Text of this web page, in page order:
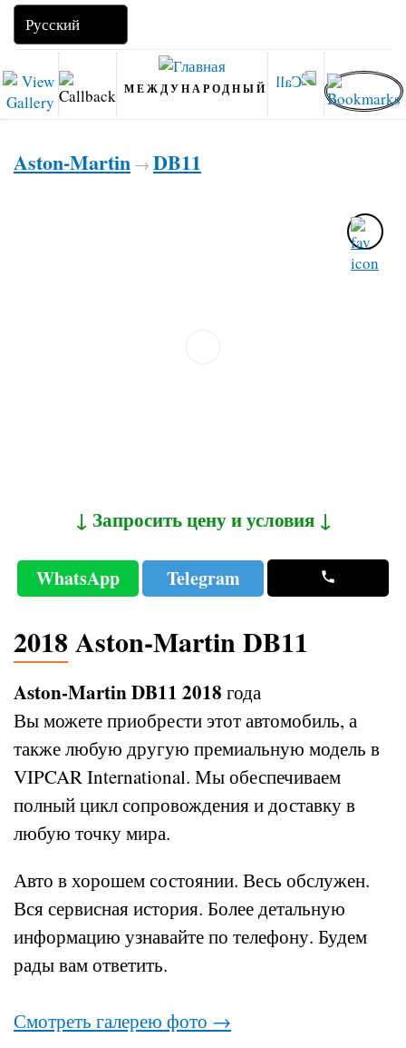
МЕЖДУНАРОДНЫЙ
Aston-Martin → DB11
↓ Запросить цену и условия ↓
WhatsApp Telegram
2018 Aston-Martin DB11
Aston-Martin DB11 2018 года
Вы можете приобрести этот автомобиль, а
также любую другую премиальную модель в
VIPCAR International. Мы обеспечиваем
полный цикл сопровождения и доставку в
любую точку мира.
Авто в хорошем состоянии. Весь обслужен.
Вся сервисная история. Более детальную
информацию узнавайте по телефону. Будем
рады вам ответить.
Смотреть галерею фото →